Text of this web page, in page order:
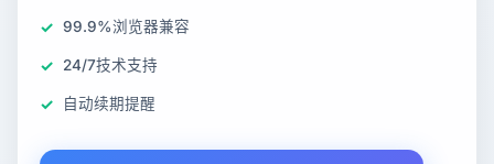
99.9%浏览器兼容
24/7技术支持
自动续期提醒